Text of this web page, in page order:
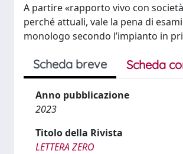
A partire «rapporto vivo con
perché attuali, vale la pena di
monologo secondo l’impianto in
Scheda breve Scheda
Anno pubblicazione
2023
Titolo della Rivista
LETTERA ZERO